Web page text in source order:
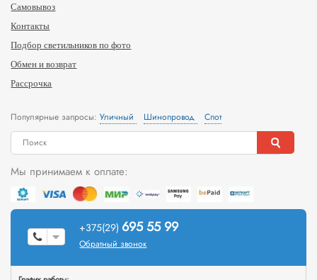
Самовывоз
Контакты
Подбор светильников по фото
Обмен и возврат
Рассрочка
Популярные запросы:Уличный Шинопровод Спот
Мы принимаем к оплате:
+375(29) 695 55 99
Обратный звонок